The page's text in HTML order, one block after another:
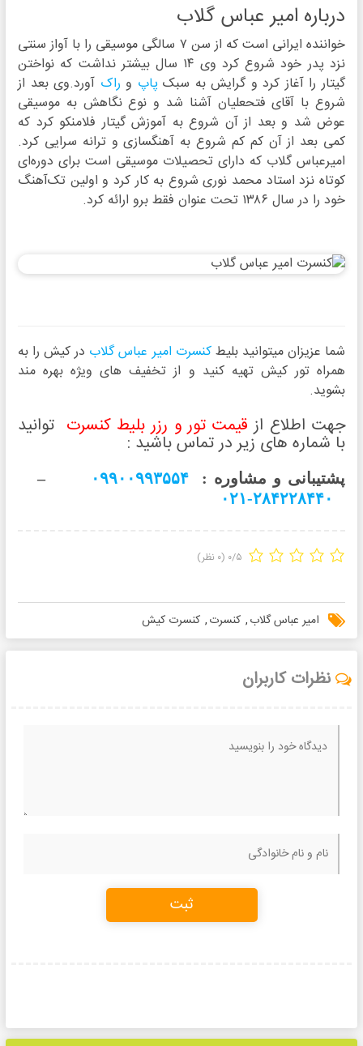
درباره امیر عباس گلاب
خواننده ایرانی است که از سن ۷ سالگی موسیقی را با آواز سنتی
نزد پدر خود شروع کرد وی ۱۴ سال بیشتر نداشت که نواختن
گیتار را آغاز کرد و گرایش به سبکپاپ و راک آورد.وی بعد از
شروع با آقای فتحعلیان آشنا شد و نوع نگاهش به موسیقی
عوض شد و بعد از آن شروع به آموزش گیتار فلامنکو کرد که
کمی بعد از آن کم‌ کم شروع به آهنگسازی و ترانه‌ سرایی کرد.
امیرعباس گلاب که دارای تحصیلات موسیقی است برای دوره‌ای
کوتاه نزد استاد محمد نوری شروع به کار کرد و اولین تک‌آهنگ
خود را در سال ۱۳۸۶ تحت عنوان فقط برو ارائه کرد.
شما عزیزان میتوانید بلیطکنسرت امیر عباس گلاب در کیش را به
همراه تور کیش تهیه کنید و از تخفیف های ویژه بهره مند
بشوید.
جهت اطلاع از قیمت تور و رزر بلیط کنسرت توانید
با شماره های زیر در تماس باشید :
پشتیبانی و مشاوره : ۰۹۹۰۰۹۹۳۵۵۴
–
۲۸۴۲۲۸۴۴۰-۰۲۱
۰/۵ (۰ نظر)
امیر عباس گلاب, کنسرت, کنسرت کیش
نظرات کاربران
ثبت